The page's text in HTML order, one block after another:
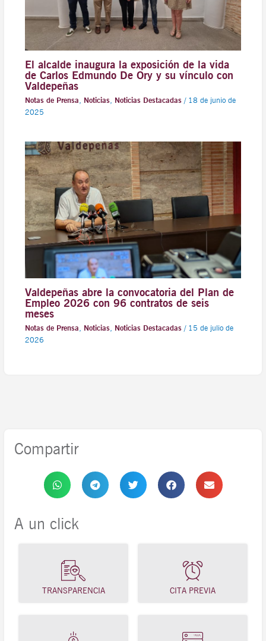
El alcalde inaugura la exposición de la vida
de Carlos Edmundo De Ory y su vínculo con
Valdepeñas
Notas de Prensa, Noticias, Noticias Destacadas/ 18 de junio de
2025
Valdepeñas abre la convocatoria del Plan de
Empleo 2026 con 96 contratos de seis
meses
Notas de Prensa Noticias, Noticias Destacadas/ 15 de julio de
2026
Compartir
A un click
TRANSPARENCIA CITA PREVIA